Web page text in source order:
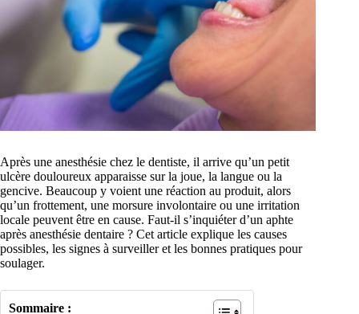
Après une anesthésie chez le dentiste, il arrive qu’un petit
ulcère douloureux apparaisse sur la joue, la langue ou la
gencive. Beaucoup y voient une réaction au produit, alors
qu’un frottement, une morsure involontaire ou une irritation
locale peuvent être en cause. Faut-il s’inquiéter d’un aphte
après anesthésie dentaire ? Cet article explique les causes
possibles, les signes à surveiller et les bonnes pratiques pour
soulager.
Sommaire :